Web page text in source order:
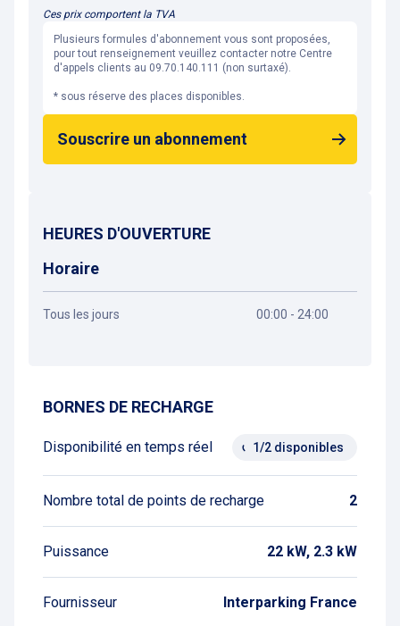
Ces prix comportent la TVA
Plusieurs formules d'abonnement vous sont proposées,
pour tout renseignement veuillez contacter notre Centre
d'appels clients au 09.70.140.111 (non surtaxé).
* sous réserve des places disponibles.
Souscrire un abonnement
HEURES D'OUVERTURE
Horaire
Tous les jours 00:00 - 24:00
BORNES DE RECHARGE
Disponibilité en temps réel 1/2 disponibles
Nombre total de points de recharge 2
Puissance 22 kW, 2.3 kW
Fournisseur Interparking France